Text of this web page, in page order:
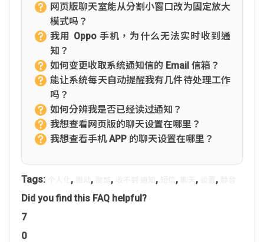
网页版聊天室能从分割小窗口改为固定放大
模式吗？
我用 Oppo 手机，为什么无法实时收到通
知？
如何变更收取系统通知信的 Email 信箱？
能让系统每天自动提醒我有几件待处理工作
吗？
如何分辨我是否已经读过通知？
我想查看网页版的聊天设置在哪里？
我想查看手机 APP 的聊天设置在哪里？
Tags: , , , , , , ,
Did you find this FAQ helpful?
7
0